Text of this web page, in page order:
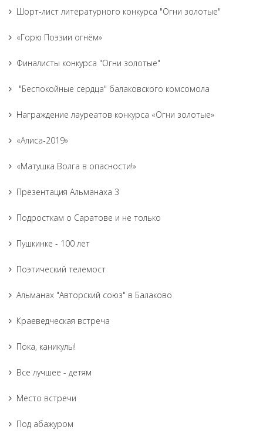
Шорт-лист литературного конкурса "Огни золотые"
«Горю Поэзии огнём»
Финалисты конкурса "Огни золотые"
"Беспокойные сердца" балаковского комсомола
Награждение лауреатов конкурса «Огни золотые»
«Алиса-2019»
«Матушка Волга в опасности!»
Презентация Альманаха 3
Подросткам о Саратове и не только
Пушкинке - 100 лет
Поэтический телемост
Альманах "Авторский союз" в Балаково
Краеведческая встреча
Пока, каникулы!
Все лучшее - детям
Место встречи
Под абажуром